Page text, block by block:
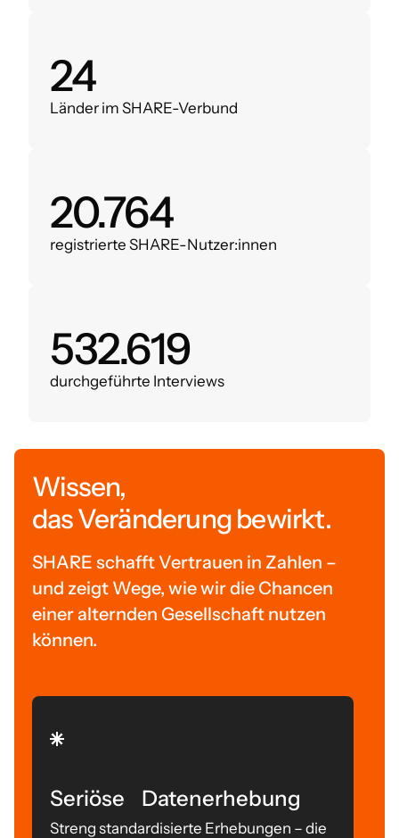
28
Länder im SHARE-Verbund
24.000
registrierte SHARE-Nutzer:innen
620.000
durchgeführte Interviews
Wissen,
das Veränderung bewirkt.
SHARE schafft Vertrauen in Zahlen –
und zeigt Wege, wie wir die Chancen
einer alternden Gesellschaft nutzen
können.
Seriöse Datenerhebung
Streng standardisierte Erhebungen – die